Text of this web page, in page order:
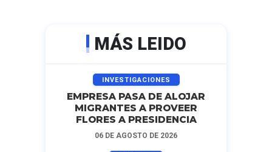
MÁS LEIDO
INVESTIGACIONES
EMPRESA PASA DE ALOJAR
MIGRANTES A PROVEER
FLORES A PRESIDENCIA
06 DE AGOSTO DE 2026